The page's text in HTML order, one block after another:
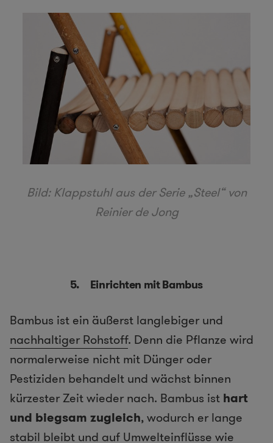
Bild: Klappstuhl aus der Serie „Steel“ von
Reinier de Jong
5. Einrichten mit Bambus
Bambus ist ein äußerst langlebiger und
nachhaltiger Rohstoff. Denn die Pflanze wird
normalerweise nicht mit Dünger oder
Pestiziden behandelt und wächst binnen
kürzester Zeit wieder nach. Bambus ist hart
und biegsam zugleich, wodurch er lange
stabil bleibt und auf Umwelteinflüsse wie